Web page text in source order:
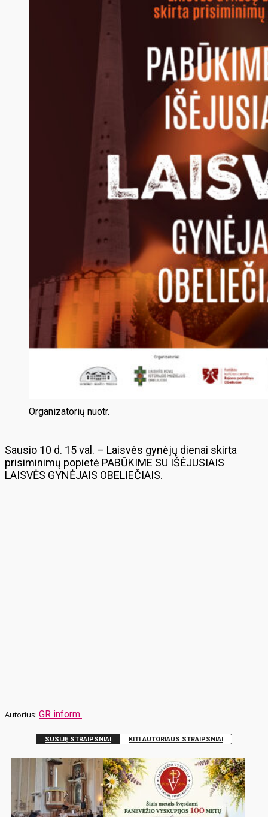
Organizatorių nuotr.
Sausio 10 d. 15 val. – Laisvės gynėjų dienai skirta
prisiminimų popietė PABŪKIME SU IŠĖJUSIAIS
LAISVĖS GYNĖJAIS OBELIEČIAIS.
GR inform.
SUSIJĘ STRAIPSNIAI KITI AUTORIAUS STRAIPSNIAI